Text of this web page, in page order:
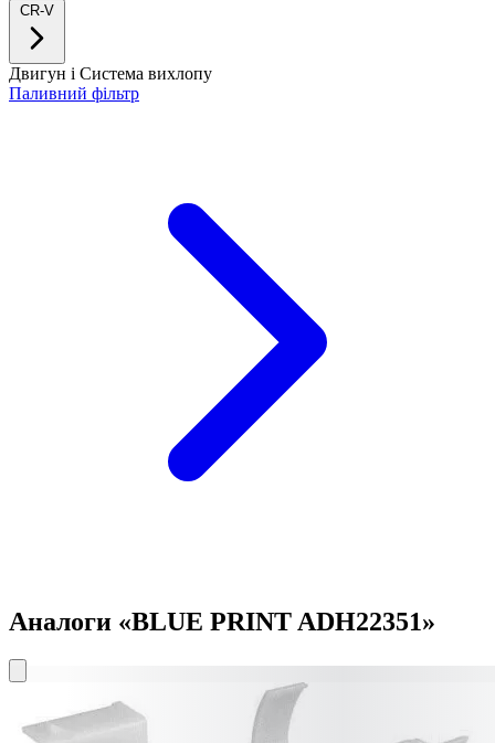
Двигун і Система вихлопу
Паливний фільтр
Аналоги «BLUE PRINT ADH22351»